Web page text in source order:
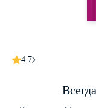
4.7